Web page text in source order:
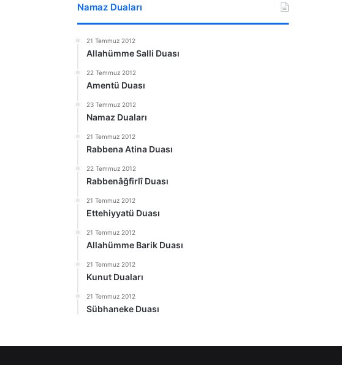
Namaz Duaları
21 Temmuz 2012
Allahümme Salli Duası
22 Temmuz 2012
Amentü Duası
23 Temmuz 2012
Namaz Duaları
21 Temmuz 2012
Rabbena Atina Duası
22 Temmuz 2012
Rabbenâğfirlî Duası
21 Temmuz 2012
Ettehiyyatü Duası
21 Temmuz 2012
Allahümme Barik Duası
21 Temmuz 2012
Kunut Duaları
21 Temmuz 2012
Sübhaneke Duası